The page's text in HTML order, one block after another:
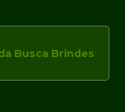
Busca Brindes